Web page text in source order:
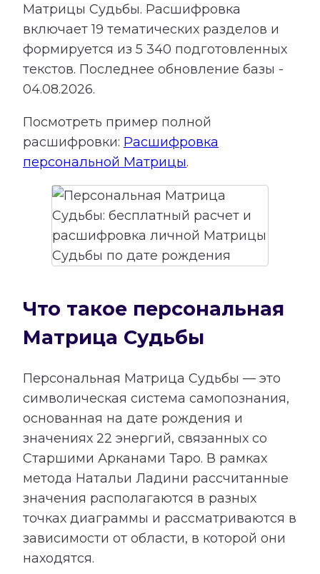
Матрицы Судьбы. Расшифровка
включает19 тематических разделов и
формируется из 5 340 подготовленных
текстов. Последнее обновление базы -
04.08.2026.
Посмотреть пример полной
расшифровки: Расшифровка
персональной Матрицы.
Что такое персональная
Матрица Судьбы
Персональная Матрица Судьбы — это
символическая система самопознания,
основанная на дате рождения и
значениях 22 энергий, связанных со
Старшими Арканами Таро. В рамках
метода Натальи Ладини рассчитанные
значения располагаются в разных
точках диаграммы и рассматриваются в
зависимости от области, в которой они
находятся.